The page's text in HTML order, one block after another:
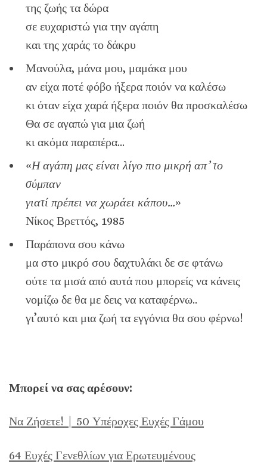
της ζωής τα δώρα
σε ευχαριστώ για την αγάπη
και της χαράς το δάκρυ
Μανούλα, μάνα μου, μαμάκα μου
αν είχα ποτέ φόβο ήξερα ποιόν να καλέσω
κι όταν είχα χαρά ήξερα ποιόν θα προσκαλέσω
Θα σε αγαπώ για μια ζωή
κι ακόμα παραπέρα…
«Η αγάπη μας είναι λίγο πιο μικρή απ’ το
σύμπαν
γιατί πρέπει να χωράει κάπου…»
Νίκος Βρεττός, 1985
Παράπονα σου κάνω
μα στο μικρό σου δαχτυλάκι δε σε φτάνω
ούτε τα μισά από αυτά που μπορείς να κάνεις
νομίζω δε θα με δεις να καταφέρνω..
γι’αυτό και μια ζωή τα εγγόνια θα σου φέρνω!
Μπορεί να σας αρέσουν:
Να Ζήσετε! | 50 Υπέροχες Ευχές Γάμου
64 Ευχές Γενεθλίων για Ερωτευμένους